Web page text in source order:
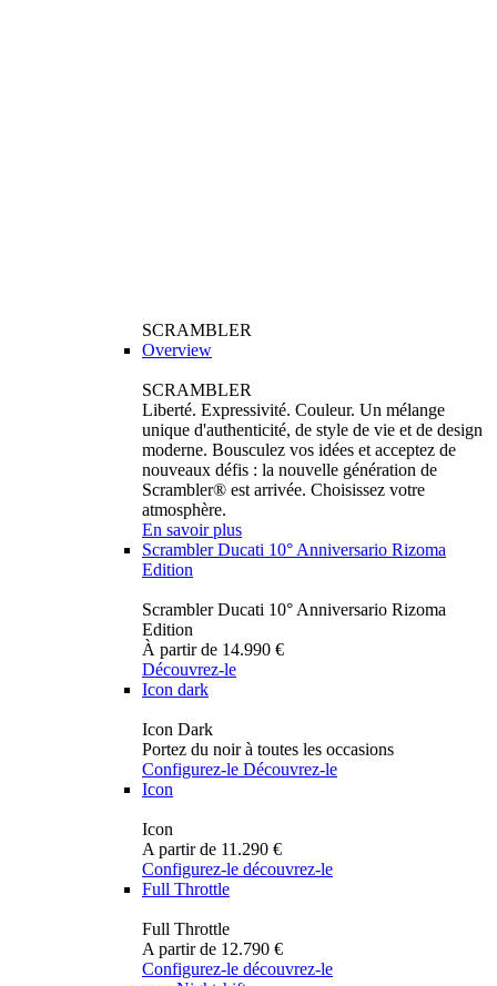
SCRAMBLER
Overview
SCRAMBLER
Liberté. Expressivité. Couleur. Un mélange
unique d'authenticité, de style de vie et de design
moderne. Bousculez vos idées et acceptez de
nouveaux défis : la nouvelle génération de
Scrambler® est arrivée. Choisissez votre
atmosphère.
En savoir plus
Scrambler Ducati 10° Anniversario Rizoma
Edition
Scrambler Ducati 10° Anniversario Rizoma
Edition
À partir de 14.990 €
Découvrez-le
Icon dark
Icon Dark
Portez du noir à toutes les occasions
Configurez-le Découvrez-le
Icon
Icon
A partir de 11.290 €
Configurez-le découvrez-le
Full Throttle
Full Throttle
A partir de 12.790 €
Configurez-le découvrez-le